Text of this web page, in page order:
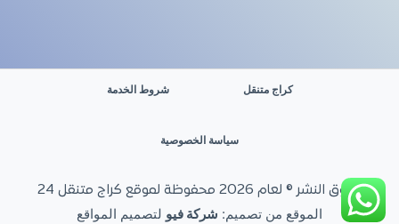
كراج متنقل شروط الخدمة
سياسة الخصوصية
حقوق النشر © لعام 2026 محفوظة لموقع كراج متنقل 24
الموقع من تصميم: شركة فيو لتصميم المواقع